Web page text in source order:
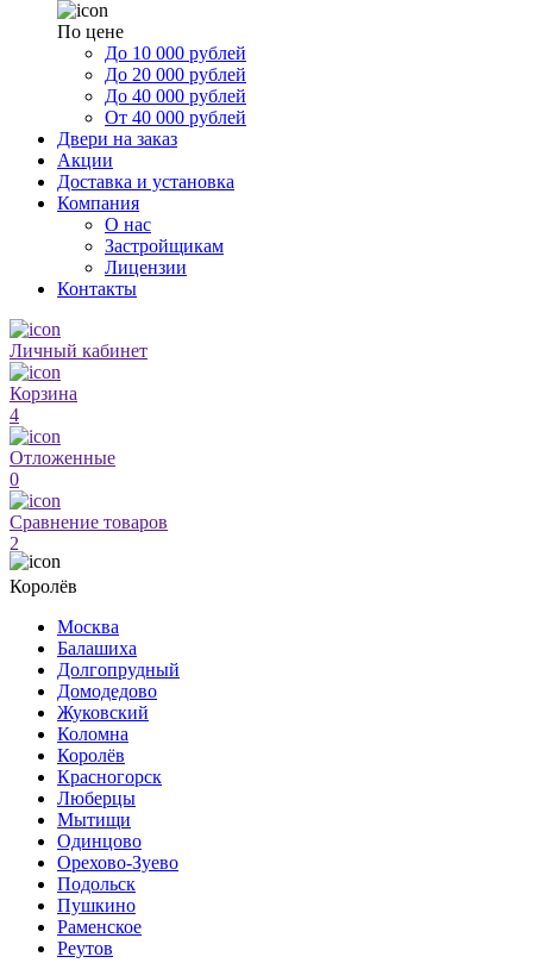
По цене
До 10 000 рублей
До 20 000 рублей
До 40 000 рублей
От 40 000 рублей
Двери на заказ
Акции
Доставка и установка
Компания
О нас
Застройщикам
Лицензии
Контакты
Личный кабинет
Корзина
4
Отложенные
0
Сравнение товаров
2
Королёв
Москва
Балашиха
Долгопрудный
Домодедово
Жуковский
Коломна
Королёв
Красногорск
Люберцы
Мытищи
Одинцово
Орехово-Зуево
Подольск
Пушкино
Раменское
Реутов